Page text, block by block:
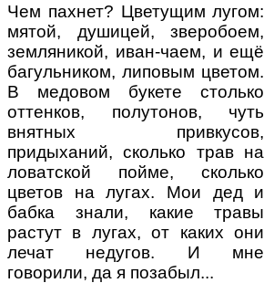
Чем пахнет? Цветущим лугом:
мятой, душицей, зверобоем,
земляникой, иван-чаем, и ещё
багульником, липовым цветом.
В медовом букете столько
оттенков, полутонов, чуть
внятных привкусов,
придыханий, сколько трав на
ловатской пойме, сколько
цветов на лугах. Мои дед и
бабка знали, какие травы
растут в лугах, от каких они
лечат недугов. И мне
говорили, да я позабыл...